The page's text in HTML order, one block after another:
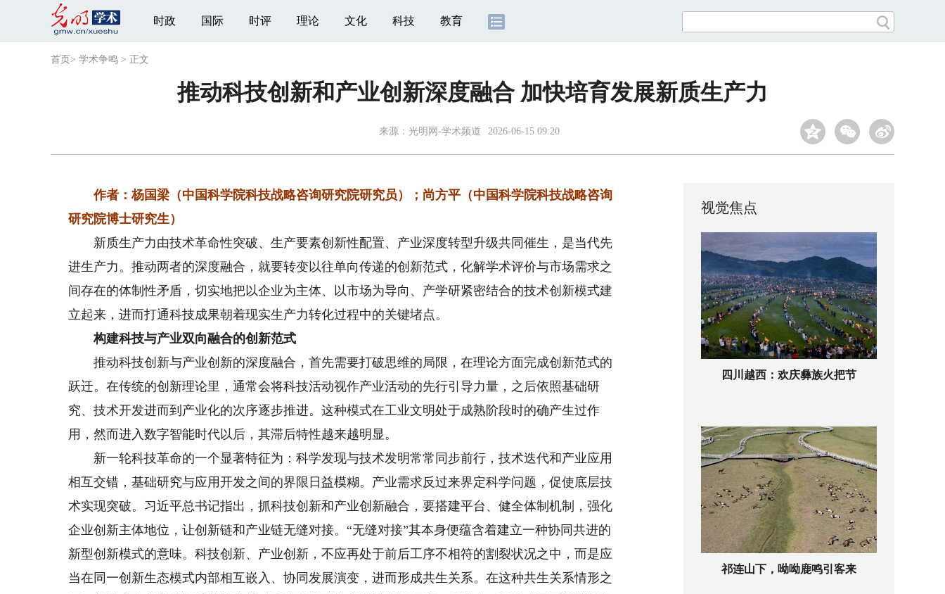
时政 国际 时评 理论 文化 科技 教育
首页 > 学术争鸣 > 正文
推动科技创新和产业创新深度融合 加快培育发展新质生产力
来源： 光明网-学术频道 2026-06-15 09:20
作者：杨国梁（中国科学院科技战略咨询研究院研究员）；尚方平（中国科学院科技战略咨询
研究院博士研究生）
新质生产力由技术革命性突破、生产要素创新性配置、产业深度转型升级共同催生，是当代先
进生产力。推动两者的深度融合，就要转变以往单向传递的创新范式，化解学术评价与市场需求之
间存在的体制性矛盾，切实地把以企业为主体、以市场为导向、产学研紧密结合的技术创新模式建
立起来，进而打通科技成果朝着现实生产力转化过程中的关键堵点。
构建科技与产业双向融合的创新范式
推动科技创新与产业创新的深度融合，首先需要打破思维的局限，在理论方面完成创新范式的
跃迁。在传统的创新理论里，通常会将科技活动视作产业活动的先行引导力量，之后依照基础研
究、技术开发进而到产业化的次序逐步推进。这种模式在工业文明处于成熟阶段时的确产生过作
用，然而进入数字智能时代以后，其滞后特性越来越明显。
新一轮科技革命的一个显著特征为：科学发现与技术发明常常同步前行，技术迭代和产业应用
相互交错，基础研究与应用开发之间的界限日益模糊。产业需求反过来界定科学问题，促使底层技
术实现突破。习近平总书记指出，抓科技创新和产业创新融合，要搭建平台、健全体制机制，强化
企业创新主体地位，让创新链和产业链无缝对接。“无缝对接”其本身便蕴含着建立一种协同共进的
新型创新模式的意味。科技创新、产业创新，不应再处于前后工序不相符的割裂状况之中，而是应
当在同一创新生态模式内部相互嵌入、协同发展演变，进而形成共生关系。在这种共生关系情形之
视觉焦点
四川越西：欢庆彝族火把节
祁连山下，呦呦鹿鸣引客来